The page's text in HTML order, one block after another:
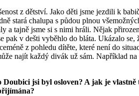
z dětství. Jako děti jsme jezdili k
stará chalupa s půdou plnou
a tajně jsme si s nimi hráli. Nějak
pak v dešti vyběhlo do bláta. Ukázalo
z pohledu dítěte, které není do
najít každý divák už sám. Například
jsi byl osloven? A jak je